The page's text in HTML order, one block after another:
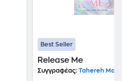
Best Seller
Release Me
Συγγραφέας: Tahereh Mafi